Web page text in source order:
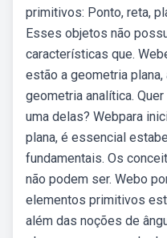
primitivos: Ponto, reta,
Esses objetos não
características que.
estão a geometria
geometria analítica.
uma delas? Webpara
plana, é essencial
fundamentais. Os
não podem ser. Webo
elementos primitivos
além das noções de